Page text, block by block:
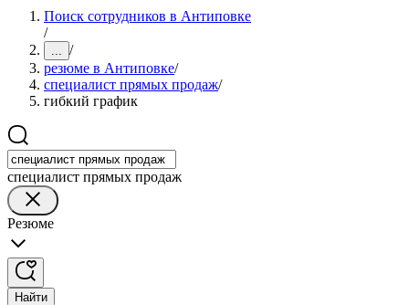
Поиск сотрудников в Антиповке
/
... /
резюме в Антиповке/
специалист прямых продаж/
гибкий график
специалист прямых продаж
Резюме
Найти